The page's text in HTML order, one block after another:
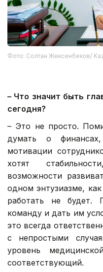
Фото: Солтан Жексенбеков/
– Что значит быть
сегодня?
– Это не просто.
думать о
мотивации
хотят
возможности
одном энтузиазме,
работать не будет.
команду и дать им
это всегда
с непростыми
уровень
соответствующий.